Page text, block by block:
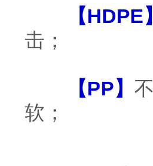
【HDPE
击；
【PP】
软；